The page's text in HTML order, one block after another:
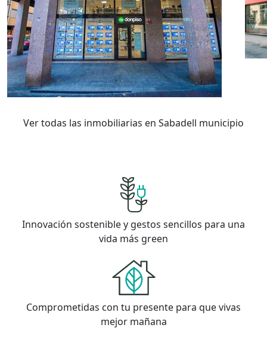
Ver todas las inmobiliarias en Sabadell municipio
Innovación sostenible y gestos sencillos para una
vida más green
Comprometidas con tu presente para que vivas
mejor mañana